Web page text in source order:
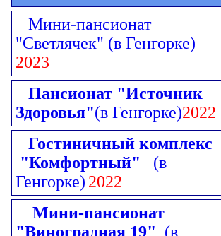
Мини-пансионат
"Светлячек" (в Генгорке)
2023
Пансионат "Источник
Здоровья"(в Генгорке)2022
Гостиничный комплекс
"Комфортный" (в
Генгорке) 2022
Мини-пансионат
"Виноградная 19" (в